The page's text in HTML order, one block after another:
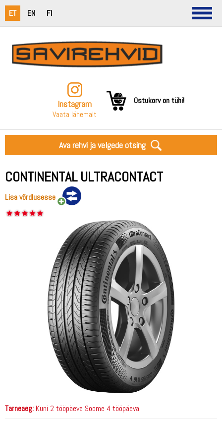
ET EN FI
Instagram
Vaata lähemalt
Ostukorv on tühi!
Ava rehvi ja velgede otsing
CONTINENTAL ULTRACONTACT
Lisa võrdlusesse
Tarneaeg: Kuni 2 tööpäeva Soome 4 tööpäeva.